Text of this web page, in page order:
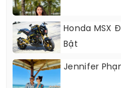
Honda MSX
Bật
Jennifer